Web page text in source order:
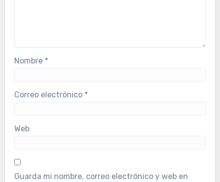
Nombre *
Correo electrónico *
Web
Guarda mi nombre, correo electrónico y web en